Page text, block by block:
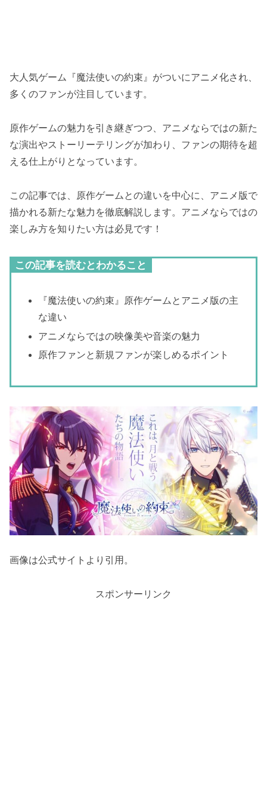
大人気ゲーム『魔法使いの約束』がついにアニメ化され、
多くのファンが注目しています。
原作ゲームの魅力を引き継ぎつつ、アニメならではの新た
な演出やストーリーテリングが加わり、ファンの期待を超
える仕上がりとなっています。
この記事では、原作ゲームとの違いを中心に、アニメ版で
描かれる新たな魅力を徹底解説します。アニメならではの
楽しみ方を知りたい方は必見です！
この記事を読むとわかること
『魔法使いの約束』原作ゲームとアニメ版の主
な違い
アニメならではの映像美や音楽の魅力
原作ファンと新規ファンが楽しめるポイント
画像は公式サイトより引用。
スポンサーリンク